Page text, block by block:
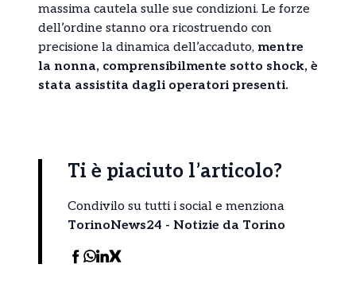
massima cautela sulle sue condizioni. Le forze
dell’ordine stanno ora ricostruendo con
precisione la dinamica dell’accaduto, mentre
la nonna, comprensibilmente sotto shock, è
stata assistita dagli operatori presenti.
Ti è piaciuto l’articolo?
Condivilo su tutti i social e menziona
TorinoNews24 - Notizie da Torino